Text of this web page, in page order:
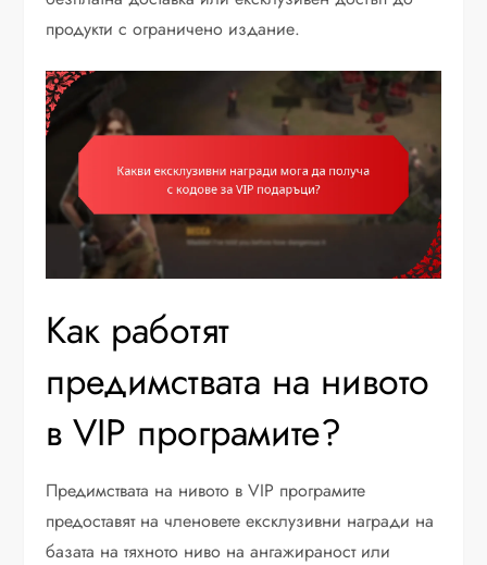
продукти с ограничено издание.
Как работят
предимствата на нивото
в VIP програмите?
Предимствата на нивото в VIP програмите
предоставят на членовете ексклузивни награди на
базата на тяхното ниво на ангажираност или